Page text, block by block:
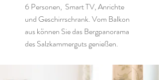
6 Personen, Smart TV, Anrichte
und Geschirrschrank. Vom Balkon
aus können Sie das Bergpanorama
des Salzkammerguts genießen.